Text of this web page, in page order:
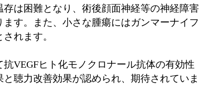
は困難となり、術後顔面神経等の神経障害
す。また、小さな腫瘍にはガンマーナイフ
れます。
VEGFヒト化モノクロナール抗体の有効性
聴力改善効果が認められ、期待されていま